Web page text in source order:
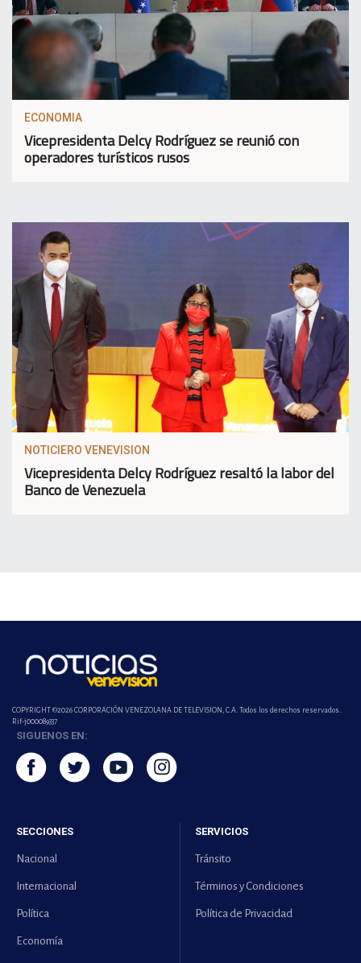
ECONOMIA
Vicepresidenta Delcy Rodríguez se reunió con
operadores turísticos rusos
NOTICIERO VENEVISION
Vicepresidenta Delcy Rodríguez resaltó la labor del
Banco de Venezuela
COPYRIGHT ©2026 CORPORACIÓN VENEZOLANA DE TELEVISION, C.A. Todos los derechos reservados.
Rif-j000089337
SIGUENOS EN:
SECCIONES
Nacional
Internacional
Política
Economía
SERVICIOS
Tránsito
Términos y Condiciones
Política de Privacidad